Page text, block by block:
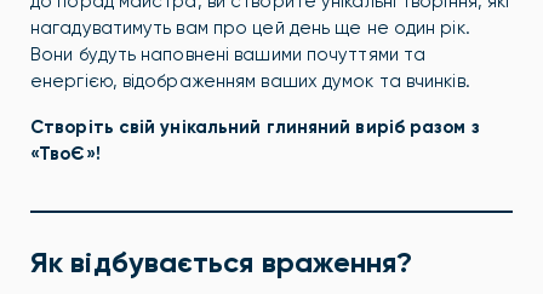
нагадуватимуть вам про цей день ще не один рік.
Вони будуть наповнені вашими почуттями та
енергією, відображенням ваших думок та вчинків.
Створіть свій унікальний глиняний виріб разом з
«ТвоЄ»!
Як відбувається враження?